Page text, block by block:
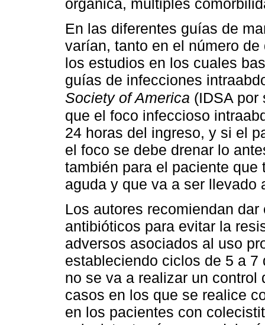
orgánica, múltiples
En las diferentes guías de
varían, tanto en el número
los estudios en los cuales
guías de infecciones
Society of America (IDSA
que el foco infeccioso
24 horas del ingreso, y si el
el foco se debe drenar lo
también para el paciente
aguda y que va a ser llevado
Los autores recomiendan
antibióticos para evitar la
adversos asociados al uso
estableciendo ciclos de 5 a
no se va a realizar un
casos en los que se realice
en los pacientes con